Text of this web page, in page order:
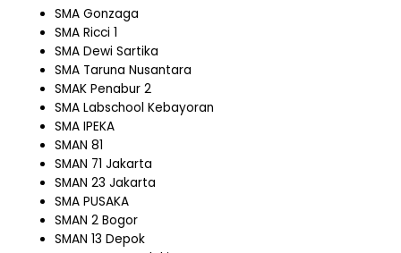
SMA Gonzaga
SMA Ricci 1
SMA Dewi Sartika
SMA Taruna Nusantara
SMAK Penabur 2
SMA Labschool Kebayoran
SMA IPEKA
SMAN 81
SMAN 71 Jakarta
SMAN 23 Jakarta
SMA PUSAKA
SMAN 2 Bogor
SMAN 13 Depok